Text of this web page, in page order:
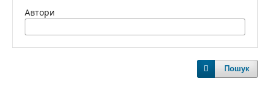
Автори
Пошук